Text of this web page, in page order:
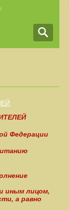
Федерации
иным лицом,
а равно